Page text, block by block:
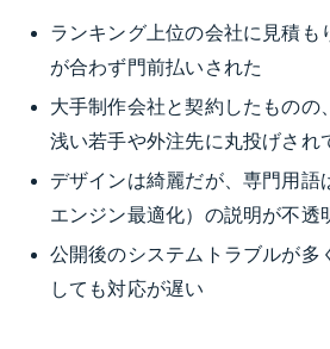
ランキング上位の会社に見積も
が合わず門前払いされた
大手制作会社と契約したものの
浅い若手や外注先に丸投げされ
デザインは綺麗だが、専門用語
エンジン最適化）の説明が不透
公開後のシステムトラブルが多
しても対応が遅い